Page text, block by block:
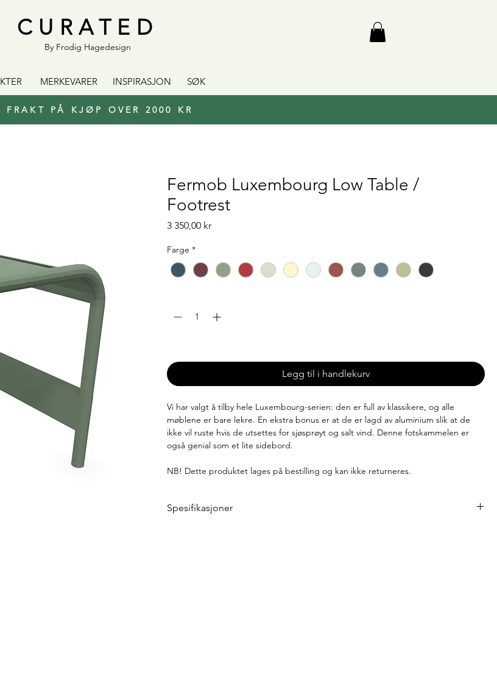
CURATED
By Frodig Hagedesign
MERKEVARER INSPIRASJON SØK
FRAKT PÅ KJØP OVER 2000 KR
Fermob Luxembourg Low Table /
Footrest
3 350,00 krPris
Farge *
Legg til i handlekurv
Vi har valgt å tilby hele Luxembourg-serien: den er full av klassikere, og alle
møblene er bare lekre. En ekstra bonus er at de er lagd av aluminium slik at de
ikke vil ruste hvis de utsettes for sjøsprøyt og salt vind. Denne fotskammelen er
også genial som et lite sidebord.
NB! Dette produktet lages på bestilling og kan ikke returneres.
Spesifikasjoner